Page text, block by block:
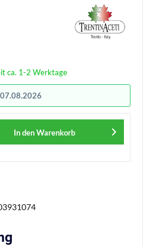
ca. 1-2 Werktage
In den Warenkorb